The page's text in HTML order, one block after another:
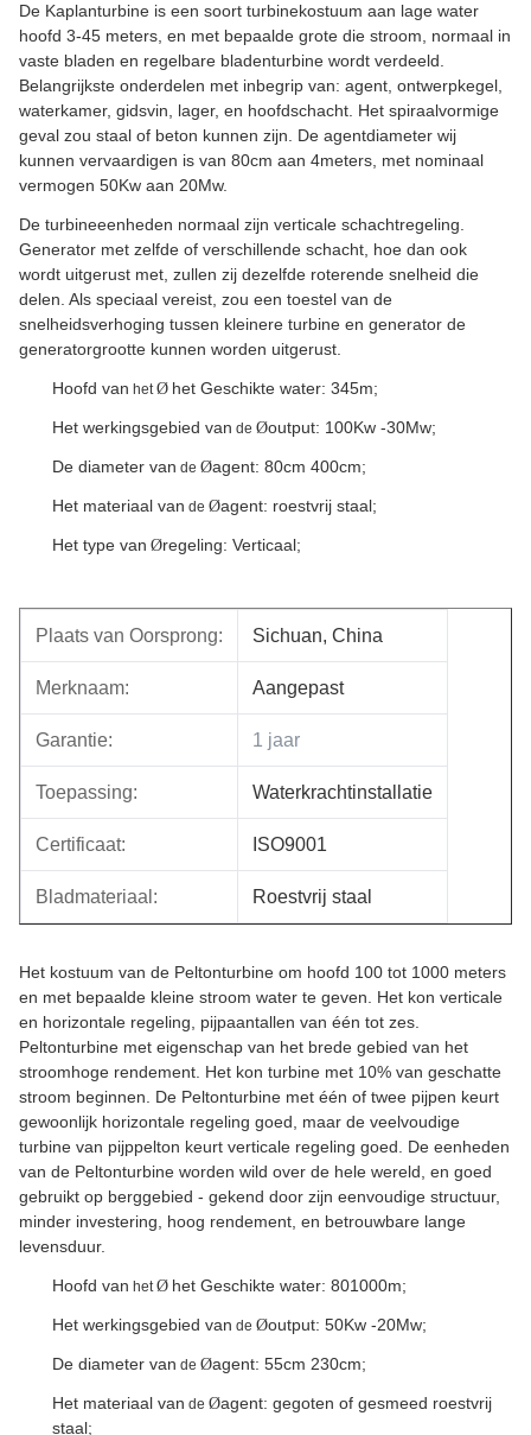
De Kaplanturbine is een soort turbinekostuum aan lage water
hoofd 3-45 meters, en met bepaalde grote die stroom, normaal in
vaste bladen en regelbare bladenturbine wordt verdeeld.
Belangrijkste onderdelen met inbegrip van: agent, ontwerpkegel,
waterkamer, gidsvin, lager, en hoofdschacht. Het spiraalvormige
geval zou staal of beton kunnen zijn. De agentdiameter wij
kunnen vervaardigen is van 80cm aan 4meters, met nominaal
vermogen 50Kw aan 20Mw.
De turbineeenheden normaal zijn verticale schachtregeling.
Generator met zelfde of verschillende schacht, hoe dan ook
wordt uitgerust met, zullen zij dezelfde roterende snelheid die
delen. Als speciaal vereist, zou een toestel van de
snelheidsverhoging tussen kleinere turbine en generator de
generatorgrootte kunnen worden uitgerust.
Hoofd van hetØ het Geschikte water: 345m;
Het werkingsgebied van de Øoutput: 100Kw -30Mw;
De diameter van de Øagent: 80cm 400cm;
Het materiaal van de Øagent: roestvrij staal;
Het type van Øregeling: Verticaal;
Plaats van Oorsprong: Sichuan, China
Merknaam: Aangepast
Garantie: 1 jaar
Toepassing: Waterkrachtinstallatie
Certificaat: ISO9001
Bladmateriaal: Roestvrij staal
Het kostuum van de Peltonturbine om hoofd 100 tot 1000 meters
en met bepaalde kleine stroom water te geven. Het kon verticale
en horizontale regeling, pijpaantallen van één tot zes.
Peltonturbine met eigenschap van het brede gebied van het
stroomhoge rendement. Het kon turbine met 10% van geschatte
stroom beginnen. De Peltonturbine met één of twee pijpen keurt
gewoonlijk horizontale regeling goed, maar de veelvoudige
turbine van pijppelton keurt verticale regeling goed. De eenheden
van de Peltonturbine worden wild over de hele wereld, en goed
gebruikt op berggebied - gekend door zijn eenvoudige structuur,
minder investering, hoog rendement, en betrouwbare lange
levensduur.
Hoofd van hetØ het Geschikte water: 801000m;
Het werkingsgebied van de Øoutput: 50Kw -20Mw;
De diameter van de Øagent: 55cm 230cm;
Het materiaal van de Øagent: gegoten of gesmeed roestvrij
staal;